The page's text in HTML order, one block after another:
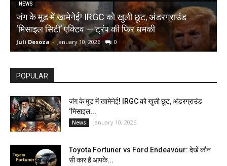
NEWS
जंग के मूड में खामेनेई! IRGC को खुली छूट, अंडरग्राउंड
‘मिसाइल सिटी’ एक्टिव — ट्रंप की फिर धमकी
Juli Desoza - January 10, 2026 0
POPULAR
जंग के मूड में खामेनेई! IRGC को खुली छूट, अंडरग्राउंड
‘मिसाइल...
News January 10, 2026
Toyota Fortuner vs Ford Endeavour: देखें कौन
सी कार हैं आपके...